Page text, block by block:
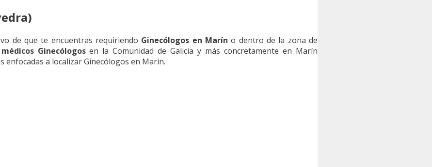
de que te encuentras requiriendo Ginecólogos en Marín o dentro de la zona de
médicos Ginecólogosen la Comunidad de Galicia y más concretamente en Marín
enfocadas a localizar Ginecólogos en Marín.